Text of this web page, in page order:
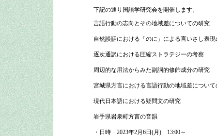
下記の通り 国語学研究会を開催します。
言語行動の志向とその地域差についての研究
自然談話における「のに」による言いさし表
逐次通訳における圧縮ストラテジーの考察
周辺的な用法からみた副詞的修飾成分の研究
宮城県方言における言語行動の地域差について
現代日本語における疑問文の研究
岩手県岩泉町方言の音韻
・日時 2023年2月 6日 (月 ) 13:00～